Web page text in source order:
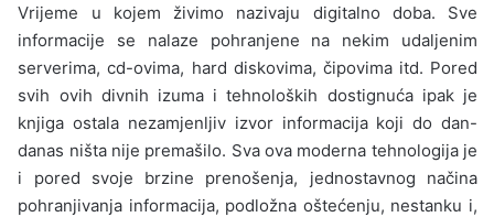
Vrijeme u kojem živimo nazivaju digitalno doba. Sve
informaci­je se nalaze pohranjene na nekim udaljenim
serverima, cd-ovima, hard diskovima, čipovima itd. Pored
svih ovih divnih izuma i tehno­loških dostignuća ipak je
knjiga ostala nezamjenljiv izvor informa­cija koji do dan-
danas ništa nije premašilo. Sva ova moderna teh­nologija je
i pored svoje brzine prenošenja, jednostavnog načina
pohranjivanja informacija, podložna oštećenju, nestanku i,